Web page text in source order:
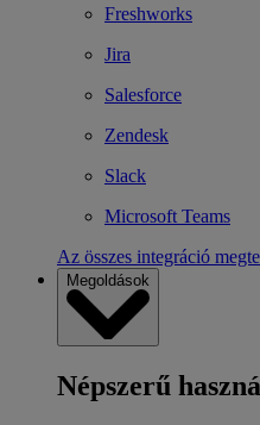
Freshworks
Jira
Salesforce
Zendesk
Slack
Microsoft Teams
Az összes integráció
Megoldások
Népszerű